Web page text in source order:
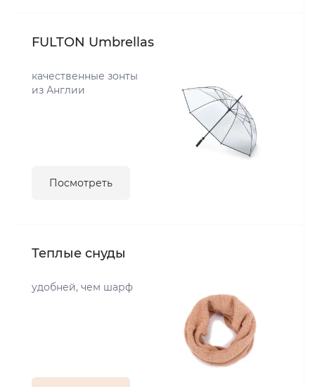
FULTON Umbrellas
качественные зонты
из Англии
Посмотреть
Теплые снуды
удобней, чем шарф